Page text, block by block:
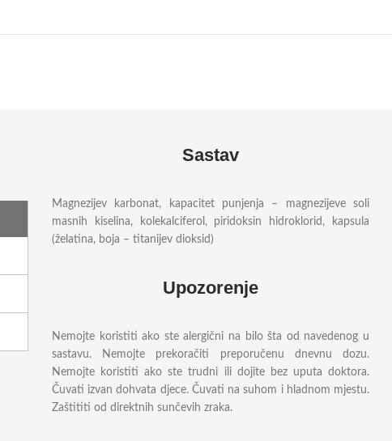
Sastav
Magnezijev karbonat, kapacitet punjenja – magnezijeve soli
masnih kiselina, kolekalciferol, piridoksin hidroklorid, kapsula
(želatina, boja – titanijev dioksid)
Upozorenje
Nemojte koristiti ako ste alergični na bilo šta od navedenog u
sastavu. Nemojte prekoračiti preporučenu dnevnu dozu.
Nemojte koristiti ako ste trudni ili dojite bez uputa doktora.
Čuvati izvan dohvata djece. Čuvati na suhom i hladnom mjestu.
Zaštititi od direktnih sunčevih zraka.